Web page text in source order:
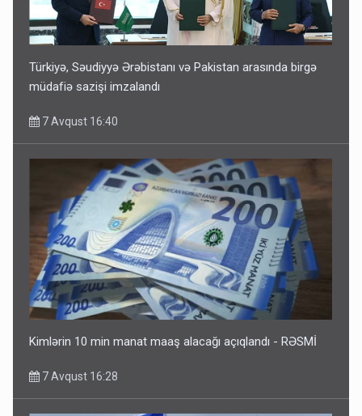
Türkiyə, Səudiyyə Ərəbistanı və Pakistan arasında birgə
müdafiə sazişi imzalandı
7 Avqust 16:40
Kimlərin 10 min manat maaş alacağı açıqlandı - RƏSMİ
7 Avqust 16:28